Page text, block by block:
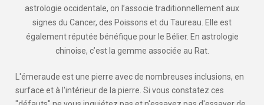
astrologie occidentale, on l’associe traditionnellement aux
signes du Cancer, des Poissons et du Taureau. Elle est
également réputée bénéfique pour le Bélier. En astrologie
chinoise, c’est la gemme associée au Rat.
L'émeraude est une pierre avec de nombreuses inclusions, en
surface et à l'intérieur de la pierre. Si vous constatez ces